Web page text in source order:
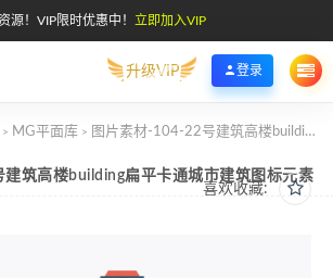
源！VIP限时优惠中！ 立即加入VIP
升级VIP 登录
> MG平面库 > 图片素材-104-22号建筑高楼building扁平卡通城市建筑图标元素
喜欢收藏:
筑高楼building扁平卡通城市建筑图标元素